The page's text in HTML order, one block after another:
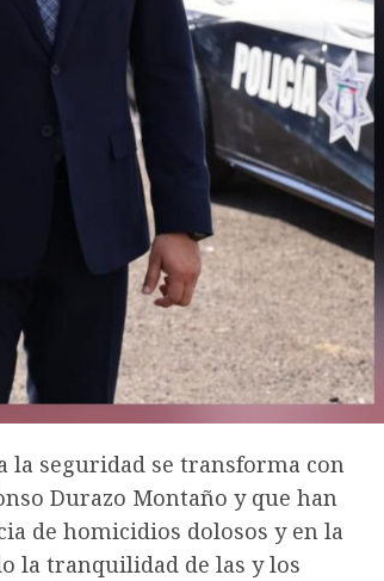
la seguridad se transforma con
Durazo Montaño y que han
de homicidios dolosos y en la
la tranquilidad de las y los